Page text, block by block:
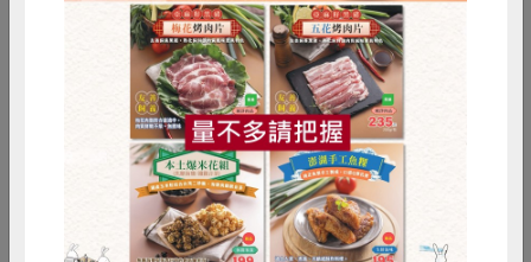
RPET 食譜 減硝酸鹽
雞蛋 食安 共同購買